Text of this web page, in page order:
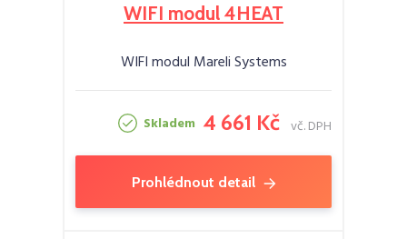
WIFI modul 4HEAT
WIFI modul Mareli Systems
Skladem 4 661 Kč vč. DPH
Prohlédnout detail